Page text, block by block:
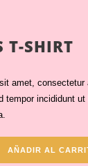
T-SHIRT
amet, consectetur
tempor incididunt ut
AÑADIR AL